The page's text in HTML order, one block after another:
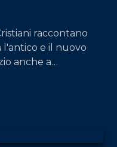
raccontano
l'antico e il nuovo
anche a